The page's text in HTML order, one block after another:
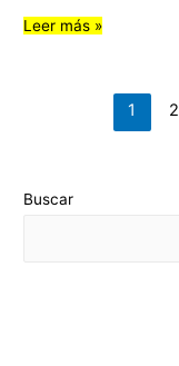
Leer más »
1 2
Buscar